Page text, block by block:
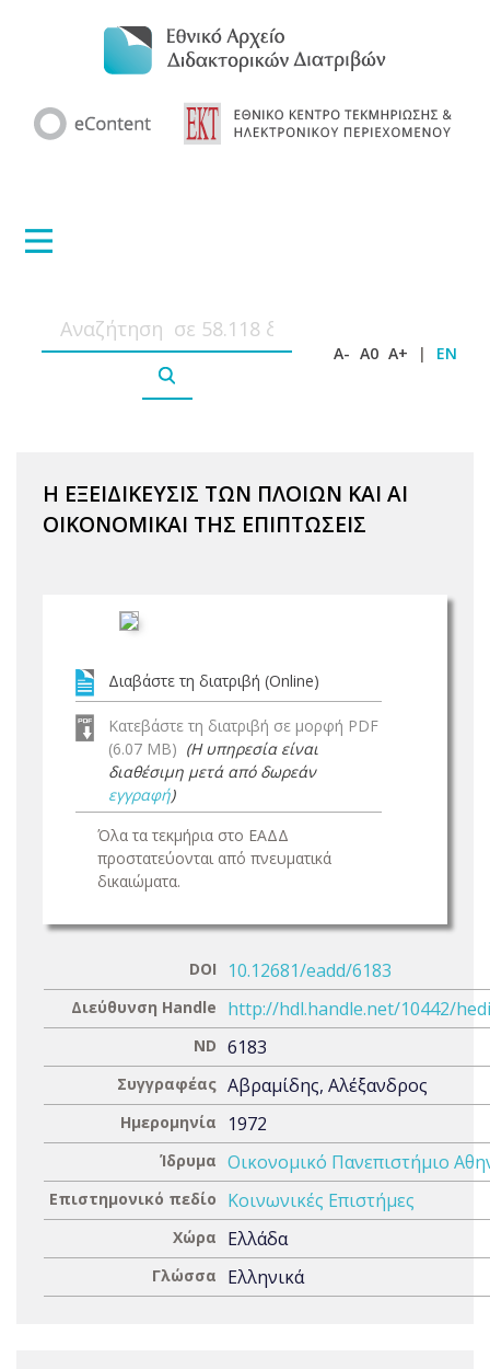
A- A0 A+ | EN
Η ΕΞΕΙΔΙΚΕΥΣΙΣ ΤΩΝ ΠΛΟΙΩΝ ΚΑΙ ΑΙ
ΟΙΚΟΝΟΜΙΚΑΙ ΤΗΣ ΕΠΙΠΤΩΣΕΙΣ
Διαβάστε τη διατριβή (Online)
Κατεβάστε τη διατριβή σε μορφή PDF
(6.07 MB) (Η υπηρεσία είναι
διαθέσιμη μετά από δωρεάν
εγγραφή)
Όλα τα τεκμήρια στο ΕΑΔΔ
προστατεύονται από πνευματικά
δικαιώματα.
DOI 10.12681/eadd/6183
Διεύθυνση Handle http://hdl.handle.net/10442/
ND 6183
Συγγραφέας Αβραμίδης, Αλέξανδρος
Ημερομηνία 1972
Ίδρυμα Οικονομικό Πανεπιστήμιο
Επιστημονικό πεδίο Κοινωνικές Επιστήμες
Χώρα Ελλάδα
Γλώσσα Ελληνικά